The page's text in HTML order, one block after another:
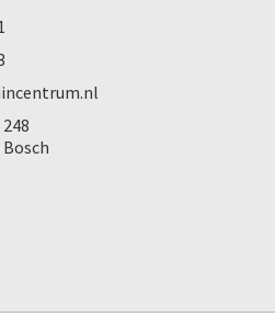
248
Bosch